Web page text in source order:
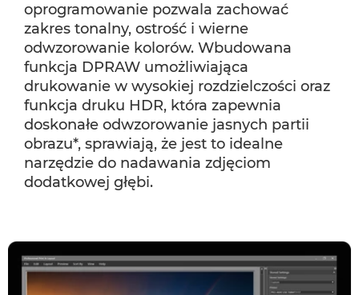
oprogramowanie pozwala zachować
zakres tonalny, ostrość i wierne
odwzorowanie kolorów. Wbudowana
funkcja DPRAW umożliwiająca
drukowanie w wysokiej rozdzielczości oraz
funkcja druku HDR, która zapewnia
doskonałe odwzorowanie jasnych partii
obrazu*, sprawiają, że jest to idealne
narzędzie do nadawania zdjęciom
dodatkowej głębi.